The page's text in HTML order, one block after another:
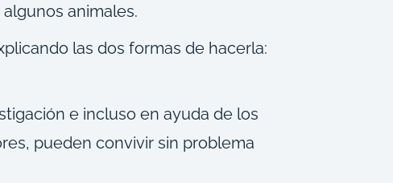
animales.
las dos formas de hacerla:
e incluso en ayuda de los
pueden convivir sin problema